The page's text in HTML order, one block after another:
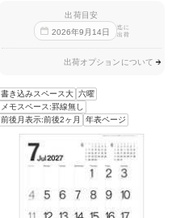
出荷目安
2026年9 月14日
迄に
出荷
出荷オプションについて
書き込みスペース大 六曜
メモスペース:罫線無し
前後月表示:前後2ヶ月
年表ページ